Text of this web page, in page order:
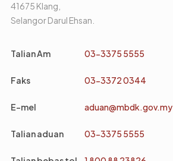
41675 Klang,
Selangor Darul Ehsan.
Talian Am 03-3375 5555
Faks 03-3372 0344
E-mel aduan@mbdk.gov.my
Talian aduan 03-3375 5555